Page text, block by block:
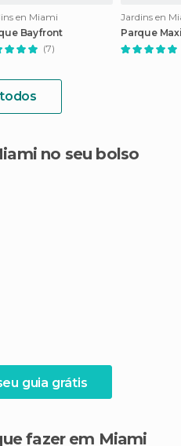
en Miami
Bayfront
(7)
Jardins en
Parque
no seu bolso
guia grátis
fazer em Miami